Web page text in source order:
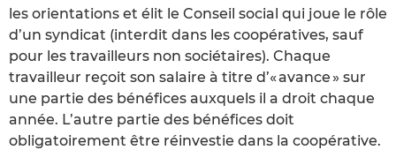
les orientations et élit le Conseil social qui joue le rôle
d’un syndicat (interdit dans les coopératives, sauf
pour les travailleurs non sociétaires). Chaque
travailleur reçoit son salaire à titre d’« avance » sur
une partie des bénéfices auxquels il a droit chaque
année. L’autre partie des bénéfices doit
obligatoirement être réinvestie dans la coopérative.